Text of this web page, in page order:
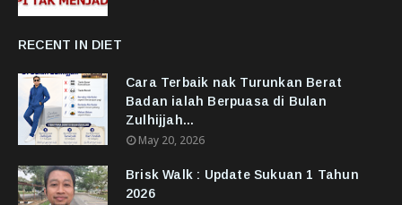
RECENT IN DIET
Cara Terbaik nak Turunkan Berat
Badan ialah Berpuasa di Bulan
Zulhijjah...
May 20, 2026
Brisk Walk : Update Sukuan 1 Tahun
2026